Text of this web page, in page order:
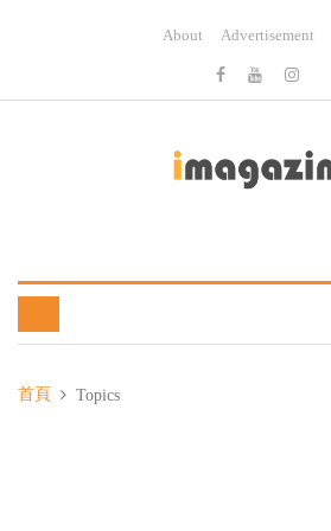
About Advertisement
首頁 Topics